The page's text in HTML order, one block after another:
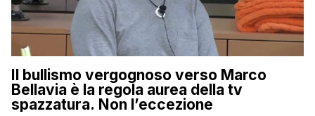
Il bullismo vergognoso verso Marco
Bellavia è la regola aurea della tv
spazzatura. Non l’eccezione